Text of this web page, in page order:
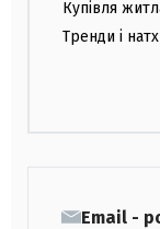
Купівля
Тренди і
Email -